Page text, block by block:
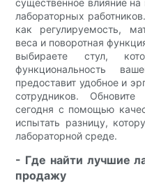
существенное влияние
лабораторных
как регулируемость,
веса и поворотная
выбираете стул,
функциональность
предоставит удобное и
сотрудников.
сегодня с помощью
испытать разницу,
лабораторной среде.
- Где найти лучшие
продажу